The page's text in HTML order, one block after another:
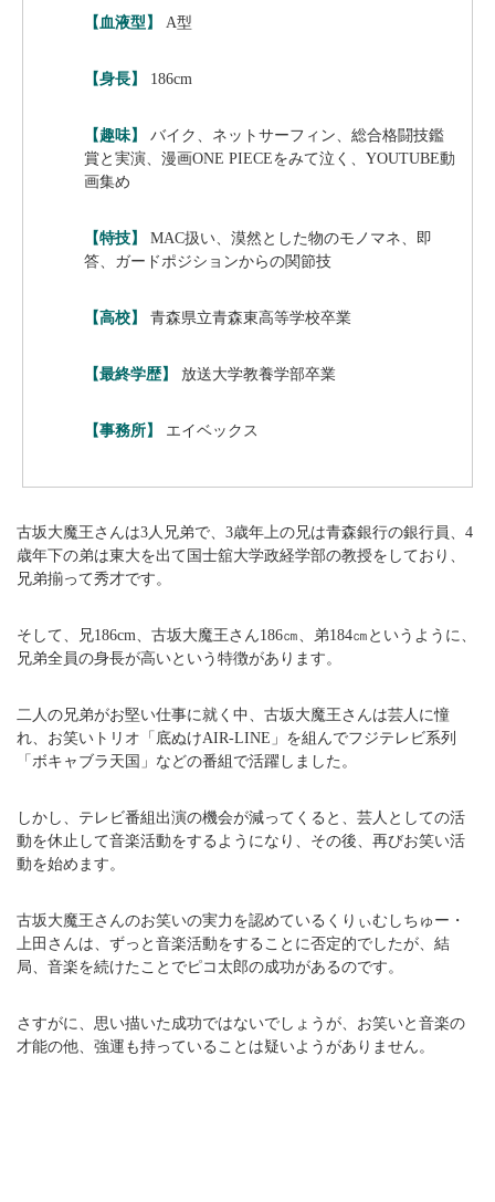
【血液型】 A型
【身長】 186cm
【趣味】
バイク、ネットサーフィン、総合格闘技鑑
賞と実演、漫画ONE PIECEをみて泣く、YOUTUBE動
画集め
【特技】
MAC扱い、漠然とした物のモノマネ、即
答、ガードポジションからの関節技
【高校】 青森県立青森東高等学校卒業
【最終学歴】 放送大学教養学部卒業
【事務所】 エイベックス
古坂大魔王さんは3人兄弟で、3歳年上の兄は青森銀行の銀行員、4
歳年下の弟は東大を出て国士舘大学政経学部の教授をしており、
兄弟揃って秀才です。
そして、兄186cm、古坂大魔王さん186㎝、弟184㎝というように、
兄弟全員の身長が高いという特徴があります。
二人の兄弟がお堅い仕事に就く中、古坂大魔王さんは芸人に憧
れ、お笑いトリオ「底ぬけAIR-LINE」を組んでフジテレビ系列
「ボキャブラ天国」などの番組で活躍しました。
しかし、テレビ番組出演の機会が減ってくると、芸人としての活
動を休止して音楽活動をするようになり、その後、再びお笑い活
動を始めます。
古坂大魔王さんのお笑いの実力を認めているくりぃむしちゅー・
上田さんは、ずっと音楽活動をすることに否定的でしたが、結
局、音楽を続けたことでピコ太郎の成功があるのです。
さすがに、思い描いた成功ではないでしょうが、お笑いと音楽の
才能の他、強運も持っていることは疑いようがありません。